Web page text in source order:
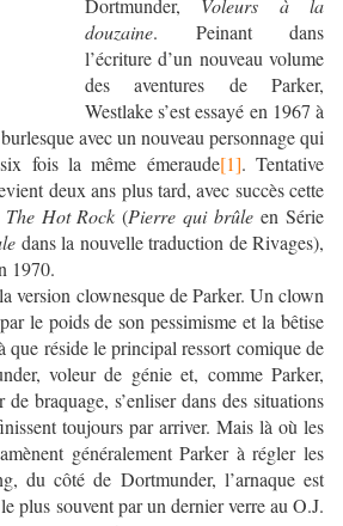
Dortmunder, Voleurs à la
douzaine. Peinant dans
l’écriture d’un nouveau volume
des aventures de Parker,
Westlake s’est essayé en 1967 à
avec un nouveau personnage qui
fois la même émeraude[1]. Tentative
deux ans plus tard, avec succès cette
The Hot Rock (Pierre qui brûle en Série
dans la nouvelle traduction de Rivages),
1970.
version clownesque de Parker. Un clown
le poids de son pessimisme et la bêtise
que réside le principal ressort comique de
voleur de génie et, comme Parker,
braquage, s’enliser dans des situations
toujours par arriver. Mais là où les
généralement Parker à régler les
du côté de Dortmunder, l’arnaque est
plus souvent par un dernier verre au O.J.